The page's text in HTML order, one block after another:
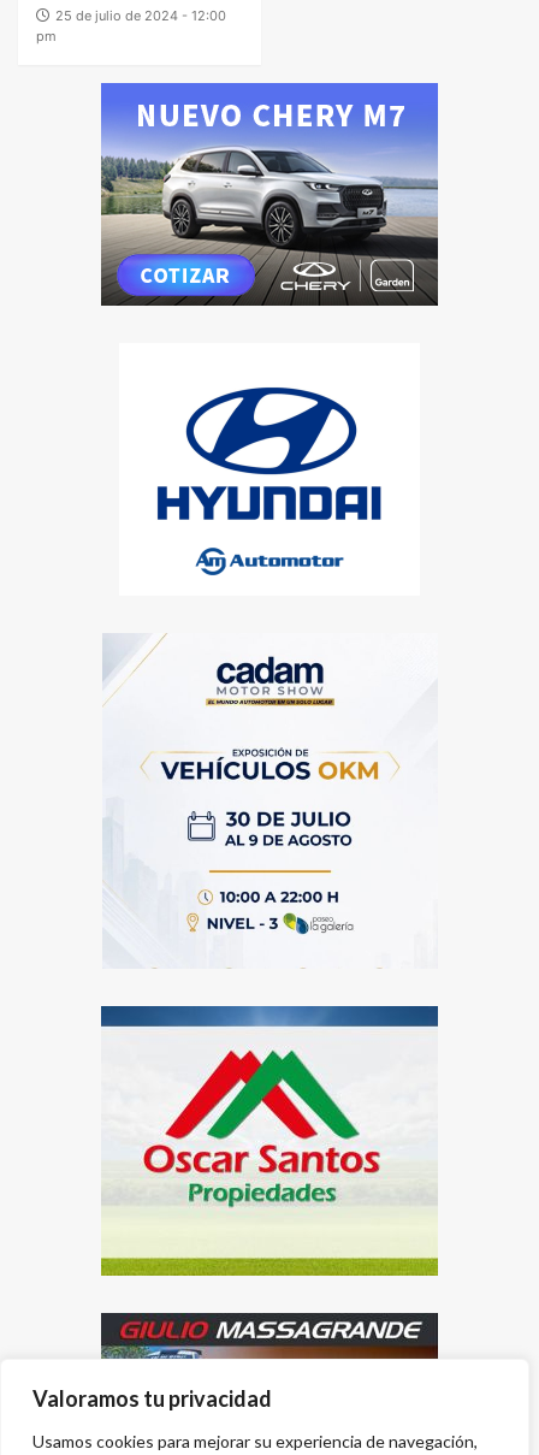
Valoramos tu privacidad
Usamos cookies para mejorar su experiencia de navegación,
25 de julio de 2024 - 12:00
pm